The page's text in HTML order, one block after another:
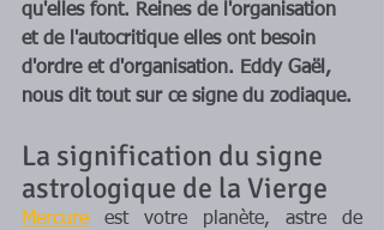
qu'elles font. Reines de l'organisation
et de l'autocritique elles ont besoin
d'ordre et d'organisation. Eddy Gaël,
nous dit tout sur ce signe du zodiaque.
La signification du signe
astrologique de la Vierge
Mercure est votre planète, astre de